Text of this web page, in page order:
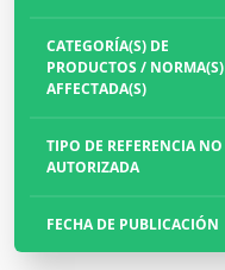
CATEGORÍA(S) DE
PRODUCTOS / NORMA(S)
AFFECTADA(S)
TIPO DE REFERENCIA NO
AUTORIZADA
FECHA DE PUBLICACIÓN